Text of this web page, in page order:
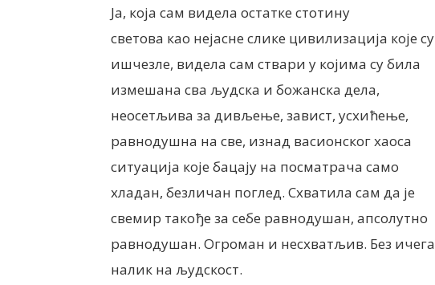
Ја, која сам видела остатке стотину
светова као нејасне слике цивилизација које су
ишчезле, видела сам ствари у којима су била
измешана сва људска и божанска дела,
неосетљива за дивљење, завист, усхићење,
равнодушна на све, изнад васионског хаоса
ситуација које бацају на посматрача само
хладан, безличан поглед. Схватила сам да је
свемир такође за себе равнодушан, апсолутно
равнодушан. Огроман и несхватљив. Без ичега
налик на људскост.